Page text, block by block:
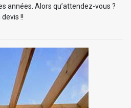
années. Alors qu’attendez-vous ?
!!